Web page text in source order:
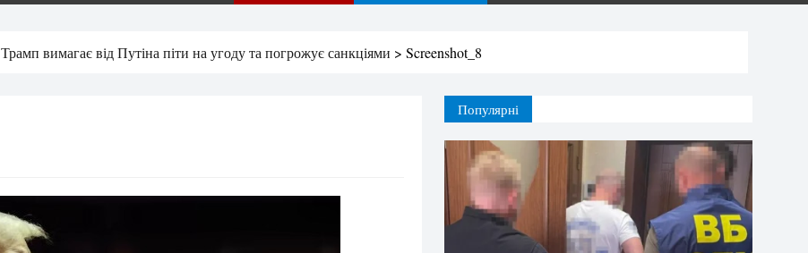
Трамп вимагає від Путіна піти на угоду та погрожує санкціями > Screenshot_8
Популярні